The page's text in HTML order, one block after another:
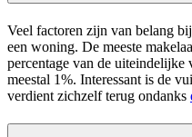
Veel factoren zijn van belang
een woning. De meeste
percentage van de
meestal 1%. Interessant is de
verdient zichzelf terug ondanks